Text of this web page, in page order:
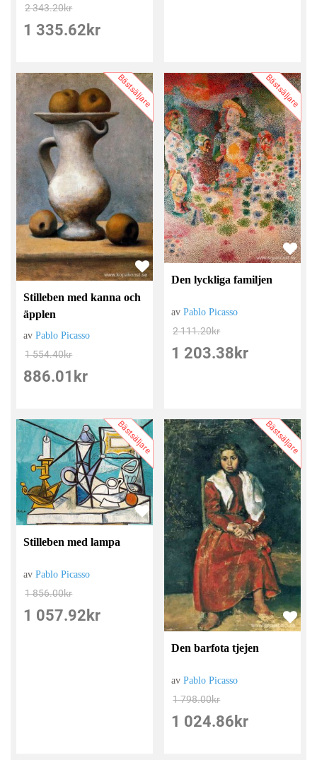
2 343.20kr
1 335.62 kr
Bästsäljare
Stilleben med kanna och
äpplen
avPablo Picasso
1 554.40kr
886.01 kr
Bästsäljare
Den lyckliga familjen
avPablo Picasso
2 111.20kr
1 203.38 kr
Bästsäljare
Stilleben med lampa
avPablo Picasso
1 856.00kr
1 057.92 kr
Bästsäljare
Den barfota tjejen
avPablo Picasso
1 798.00kr
1 024.86 kr